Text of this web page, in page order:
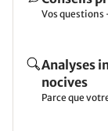
Vos questions
Analyses
nocives
Parce que